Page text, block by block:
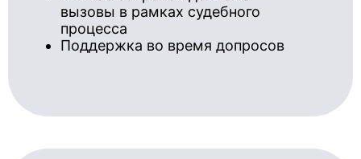
вызовы в рамках судебного
процесса
Поддержка во время допросов